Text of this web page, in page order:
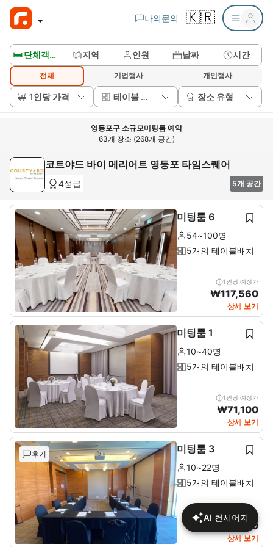
나의문의 🇰🇷
🛏️ 단체객실보기 지역 인원 날짜 시간
전체 기업행사 개인행사
1인당 가격 테이블 배치 장소 유형
영등포구 소규모미팅룸 예약
63개 장소 (268개 공간)
코트야드 바이 메리어트 영등포 타임스퀘어
4성급 5개 공간
미팅룸 6
54~100명
5개의 테이블배치
1인당 예상가
₩117,560
상세 보기
미팅룸 1
10~40명
5개의 테이블배치
1인당 예상가
₩71,100
상세 보기
후기 미팅룸 3
10~22명
5개의 테이블배치
1인당 예상가
₩95,080
상세 보기
AI 컨시어지